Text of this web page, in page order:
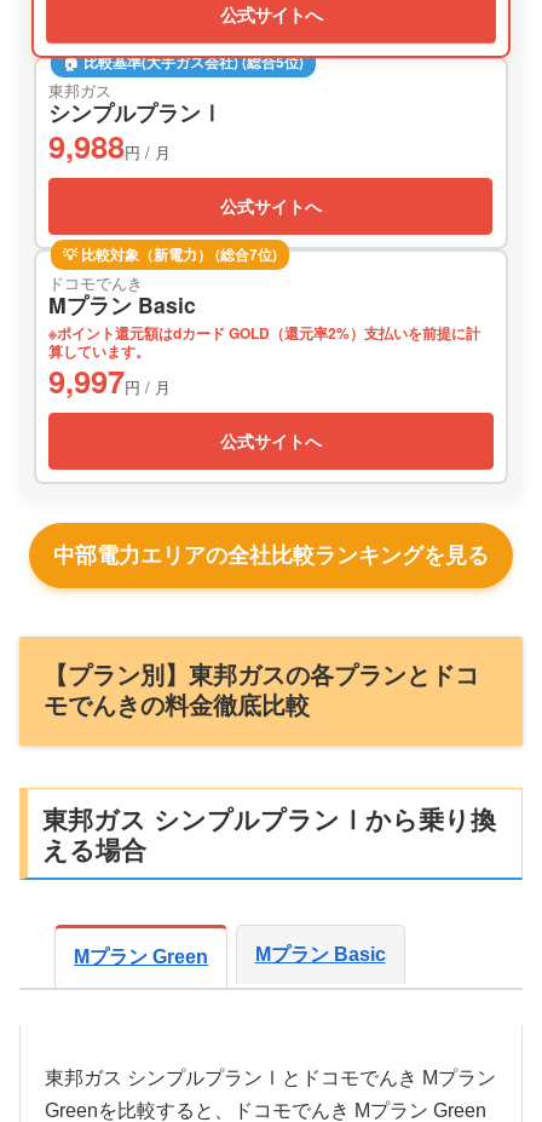
公式サイトへ
🏠 比較基準(大手ガス会社) (総合5位)
東邦ガス
シンプルプランⅠ
9,988円 / 月
公式サイトへ
💡 比較対象（新電力） (総合7位)
ドコモでんき
Mプラン Basic
※ポイント還元額はdカード GOLD（還元率2%）支払いを前提に計
算しています。
9,997円 / 月
公式サイトへ
中部電力エリアの全社比較ランキングを見る
【プラン別】東邦ガスの各プランとドコ
モでんきの料金徹底比較
東邦ガス シンプルプランⅠから乗り換
える場合
Mプラン Green Mプラン Basic
東邦ガス シンプルプランⅠとドコモでんき Mプラン
Greenを比較すると、ドコモでんき Mプラン Green